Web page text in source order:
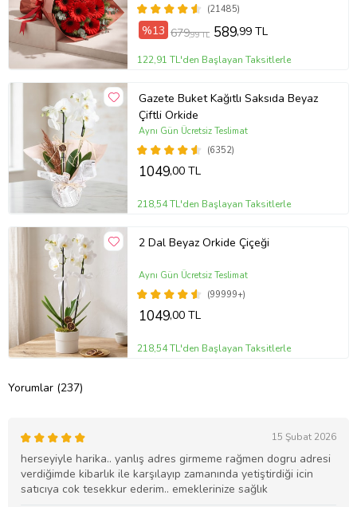
(21485)
%13 679,99 TL 589,99 TL
122,91 TL'den Başlayan Taksitlerle
Gazete Buket Kağıtlı Saksıda Beyaz
Çiftli Orkide
(6352)
Aynı Gün Ücretsiz Teslimat
1049,00 TL
218,54 TL'den Başlayan Taksitlerle
2 Dal Beyaz Orkide Çiçeği
(99999+)
Aynı Gün Ücretsiz Teslimat
1049,00 TL
218,54 TL'den Başlayan Taksitlerle
Yorumlar (237)
15 Şubat 2026
herseyiyle harika.. yanlış adres girmeme rağmen dogru adresi
verdiğimde kibarlık ile karşılayıp zamanında yetiştirdiği icin
satıcıya cok tesekkur ederim.. emeklerinize sağlık